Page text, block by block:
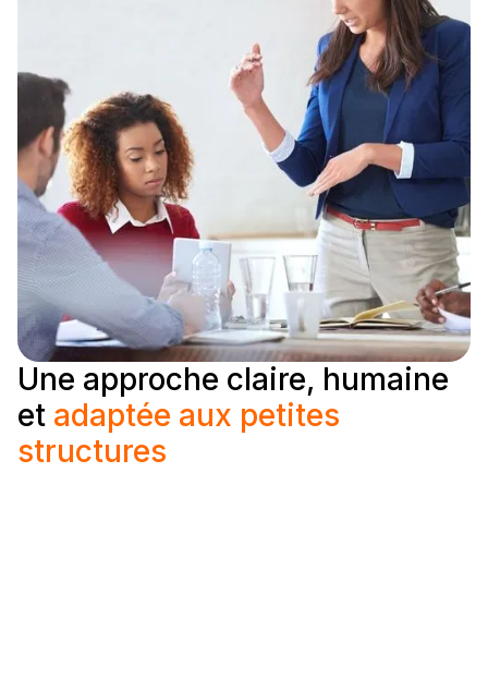
Une approche claire, humaine
et adaptée aux petites
structures